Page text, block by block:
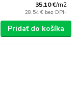
35,10 €/m2
28,54 € bez DPH
Pridať do košíka